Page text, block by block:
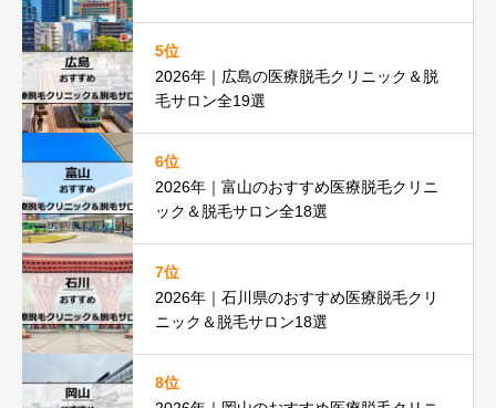
5位
2026年｜広島の医療脱毛クリニック＆脱
毛サロン全19選
6位
2026年｜富山のおすすめ医療脱毛クリニ
ック＆脱毛サロン全18選
7位
2026年｜石川県のおすすめ医療脱毛クリ
ニック＆脱毛サロン18選
8位